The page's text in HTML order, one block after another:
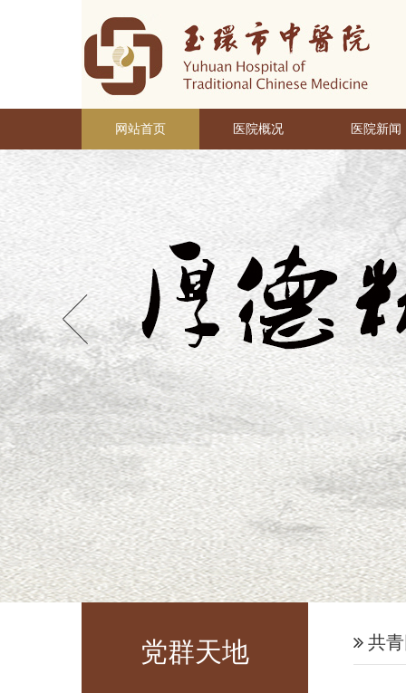
网站首页 医院概况 医院新闻
党群天地 共